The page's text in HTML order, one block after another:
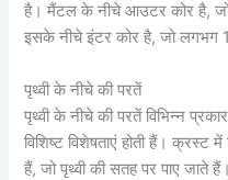
है। मैंटल के नीचे आउटर कोर है,
इसके नीचे इंटर कोर है, जो लगभग
पृथ्वी के नीचे की परतें
पृथ्वी के नीचे की परतें विभिन्न
विशिष्ट विशेषताएं होती हैं।
हैं, जो पृथ्वी की सतह पर पाए जाते